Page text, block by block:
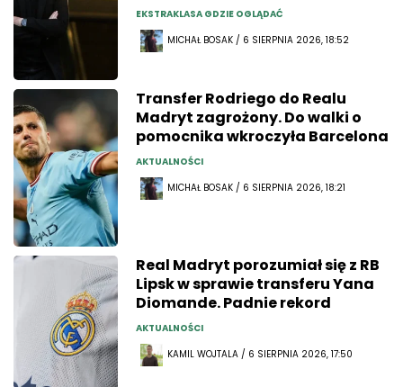
EKSTRAKLASA GDZIE OGLĄDAĆ
MICHAŁ BOSAK / 6 SIERPNIA 2026, 18:52
Transfer Rodriego do Realu
Madryt zagrożony. Do walki o
pomocnika wkroczyła Barcelona
AKTUALNOŚCI
MICHAŁ BOSAK / 6 SIERPNIA 2026, 18:21
Real Madryt porozumiał się z RB
Lipsk w sprawie transferu Yana
Diomande. Padnie rekord
AKTUALNOŚCI
KAMIL WOJTALA / 6 SIERPNIA 2026, 17:50